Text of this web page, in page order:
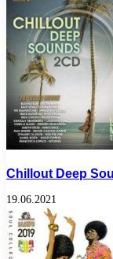
Chillout Deep
19.06.2021